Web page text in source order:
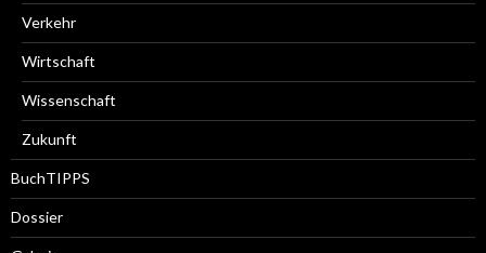
Verkehr
Wirtschaft
Wissenschaft
Zukunft
BuchTIPPS
Dossier